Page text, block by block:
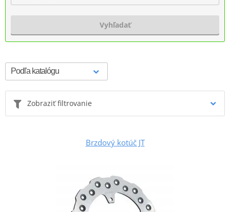
Vyhľadať
Zobraziť filtrovanie
Brzdový kotúč JT